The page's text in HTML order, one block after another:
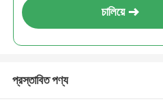
চালিয়ে
প্রস্তাবিত পণ্য